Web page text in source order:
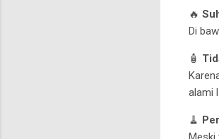
🔥
Di
🧴
alami
🧹